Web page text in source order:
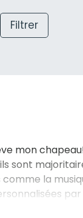
Filtrer
mon
sont
la